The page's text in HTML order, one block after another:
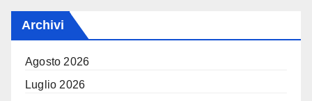
Archivi
Agosto 2026
Luglio 2026